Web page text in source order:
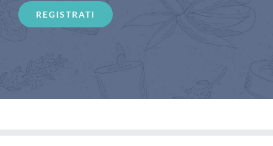
REGISTRATI